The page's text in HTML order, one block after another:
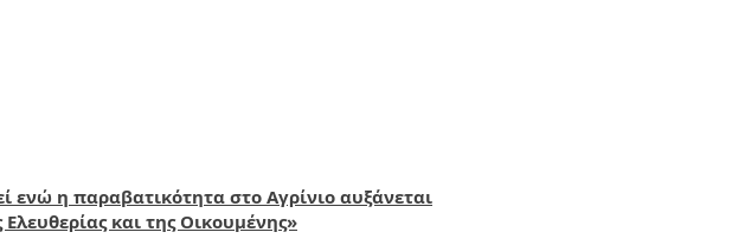
ενώ η παραβατικότητα στο Αγρίνιο αυξάνεται
και της Οικουμένης»